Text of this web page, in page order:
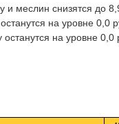
и меслин снизятся до
на уровне 0,0
останутся на уровне 0,0